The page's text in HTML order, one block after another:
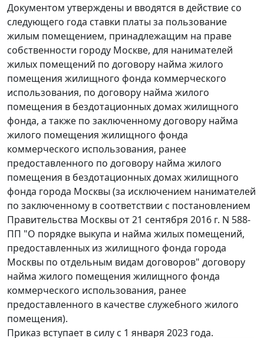
Документом утверждены и вводятся в действие со
следующего года ставки платы за пользование
жилым помещением, принадлежащим на праве
собственности городу Москве, для нанимателей
жилых помещений по договору найма жилого
помещения жилищного фонда коммерческого
использования, по договору найма жилого
помещения в бездотационных домах жилищного
фонда, а также по заключенному договору найма
жилого помещения жилищного фонда
коммерческого использования, ранее
предоставленного по договору найма жилого
помещения в бездотационных домах жилищного
фонда города Москвы (за исключением нанимателей
по заключенному в соответствии с постановлением
Правительства Москвы от 21 сентября 2016 г. N 588-
ПП "О порядке выкупа и найма жилых помещений,
предоставленных из жилищного фонда города
Москвы по отдельным видам договоров" договору
найма жилого помещения жилищного фонда
коммерческого использования, ранее
предоставленного в качестве служебного жилого
помещения).
Приказ вступает в силу с 1 января 2023 года.